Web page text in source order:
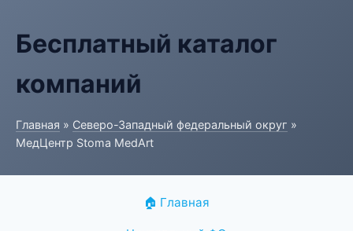
Бесплатный каталог
компаний
Главная » Северо-Западный федеральный округ »
МедЦентр Stoma MedArt
🏠 Главная